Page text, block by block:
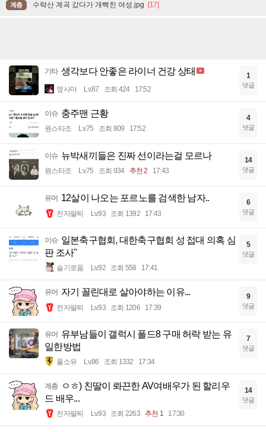
계층 수락산 계곡 갔다가 개빡친 여성.jpg [17]
기타 생각보다 안좋은 라이너 건강 상태
옆사마 Lv.87 조회 424 17:52
1
댓글
이슈 충주맨 근황
원스타조 Lv.75 조회 809 17:52
4
댓글
이슈 뉴박새끼들은 진짜 선이라는걸 모르나
원스타조 Lv.75 조회 934 추천 2 17:43
14
댓글
유머 12살이 나오는 포르노를 검색한 남자..
전자팔찌 Lv.93 조회 1392 17:43
6
댓글
이슈 일본축구협회, 대한축구협회 성 접대 의혹 심
판 조사"
슬기로움 Lv.92 조회 558 17:41
5
댓글
유머 자기 꼴린대로 살아야하는 이유...
전자팔찌 Lv.93 조회 1206 17:39
9
댓글
유머 유부남들이 갤럭시 폴드8 구매 허락 받는 유
일한방법
풀소유 Lv.86 조회 1332 17:34
7
댓글
계층
ㅇㅎ) 친딸이 롸끈한 AV여배우가 된 할리우
드 배우...
전자팔찌 Lv.93 조회 2263 추천 1 17:30
14
댓글